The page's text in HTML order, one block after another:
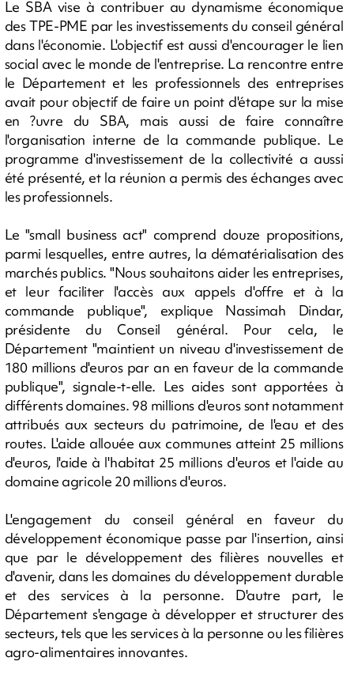
Le SBA vise à contribuer au dynamisme économique
des TPE-PME par les investissements du conseil général
dans l'économie. L'objectif est aussi d'encourager le lien
social avec le monde de l'entreprise. La rencontre entre
le Département et les professionnels des entreprises
avait pour objectif de faire un point d'étape sur la mise
en ?uvre du SBA, mais aussi de faire connaître
l'organisation interne de la commande publique. Le
programme d'investissement de la collectivité a aussi
été présenté, et la réunion a permis des échanges avec
les professionnels.
Le "small business act" comprend douze propositions,
parmi lesquelles, entre autres, la dématérialisation des
marchés publics. "Nous souhaitons aider les entreprises,
et leur faciliter l'accès aux appels d'offre et à la
commande publique", explique Nassimah Dindar,
présidente du Conseil général. Pour cela, le
Département "maintient un niveau d'investissement de
180 millions d'euros par an en faveur de la commande
publique", signale-t-elle. Les aides sont apportées à
différents domaines. 98 millions d'euros sont notamment
attribués aux secteurs du patrimoine, de l'eau et des
routes. L'aide allouée aux communes atteint 25 millions
d'euros, l'aide à l'habitat 25 millions d'euros et l'aide au
domaine agricole 20 millions d'euros.
L'engagement du conseil général en faveur du
développement économique passe par l'insertion, ainsi
que par le développement des filières nouvelles et
d'avenir, dans les domaines du développement durable
et des services à la personne. D'autre part, le
Département s'engage à développer et structurer des
secteurs, tels que les services à la personne ou les filières
agro-alimentaires innovantes.